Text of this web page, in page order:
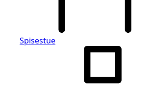
Spisestue